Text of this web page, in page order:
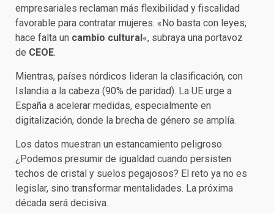
empresariales reclaman más flexibilidad y fiscalidad
favorable para contratar mujeres. «No basta con leyes;
hace falta un cambio cultural«, subraya una portavoz
de CEOE.
Mientras, países nórdicos lideran la clasificación, con
Islandia a la cabeza (90% de paridad). La UE urge a
España a acelerar medidas, especialmente en
digitalización, donde la brecha de género se amplía.
Los datos muestran un estancamiento peligroso.
¿Podemos presumir de igualdad cuando persisten
techos de cristal y suelos pegajosos? El reto ya no es
legislar, sino transformar mentalidades. La próxima
década será decisiva.